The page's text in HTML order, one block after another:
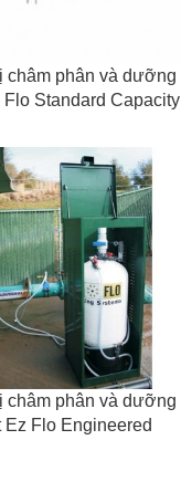
châm phân và dưỡng
Flo Standard Capacity
châm phân và dưỡng
Ez Flo Engineered